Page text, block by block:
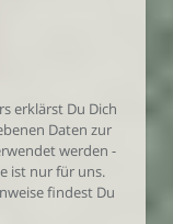
erklärst Du Dich
Daten zur
werden -
ist nur für uns.
findest Du